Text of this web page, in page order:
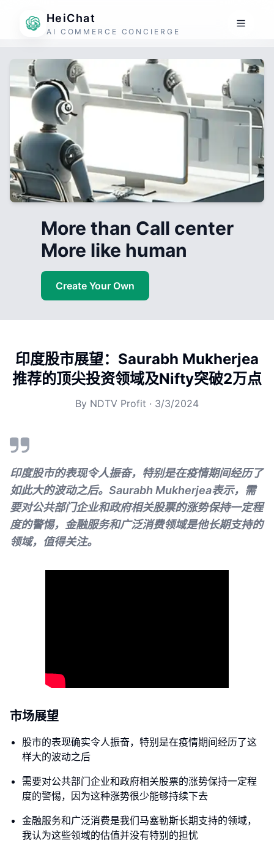
HeiChat
AI COMMERCE CONCIERGE
More than Call center
More like human
Create Your Own
印度股市展望：Saurabh Mukherjea
推荐的顶尖投资领域及Nifty突破2万点
By NDTV Profit · 3/3/2024
印度股市的表现令人振奋，特别是在疫情期间经历了
如此大的波动之后。Saurabh Mukherjea表示，需
要对公共部门企业和政府相关股票的涨势保持一定程
度的警惕，金融服务和广泛消费领域是他长期支持的
领域，值得关注。
市场展望
股市的表现确实令人振奋，特别是在疫情期间经历了这
样大的波动之后
需要对公共部门企业和政府相关股票的涨势保持一定程
度的警惕，因为这种涨势很少能够持续下去
金融服务和广泛消费是我们马塞勒斯长期支持的领域，
我认为这些领域的估值并没有特别的担忧